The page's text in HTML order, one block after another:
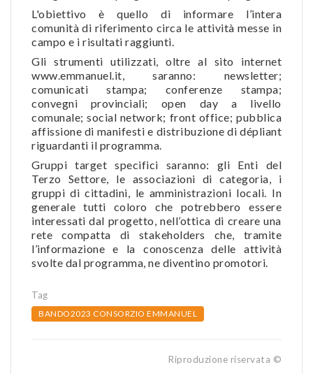
L'obiettivo è quello di informare l’intera
comunità di riferimento circa le attività messe in
campo e i risultati raggiunti.
Gli strumenti utilizzati, oltre al sito internet
www.emmanuel.it, saranno: newsletter;
comunicati stampa; conferenze stampa;
convegni provinciali; open day a livello
comunale; social network; front office; pubblica
affissione di manifesti e distribuzione di dépliant
riguardanti il programma.
Gruppi target specifici saranno: gli Enti del
Terzo Settore, le associazioni di categoria, i
gruppi di cittadini, le amministrazioni locali. In
generale tutti coloro che potrebbero essere
interessati dal progetto, nell’ottica di creare una
rete compatta di stakeholders che, tramite
l’informazione e la conoscenza delle attività
svolte dal programma, ne diventino promotori.
Tag
BANDO2023 CONSORZIO EMMANUEL
Riproduzione riservata ©